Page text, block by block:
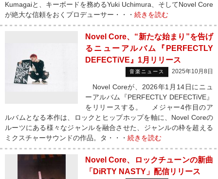
Kumagaiと、キーボードを務めるYuki Uchimura、そしてNovel Core
が絶大な信頼をおくプロデューサー・・・ 続きを読む
Novel Core、“新たな始まり”を告げ
るニューアルバム『PERFECTLY
DEFECTiVE』1月リリース
音楽ニュース 2025年10月8日
Novel Coreが、2026年1月14日にニュ
ーアルバム『PERFECTLY DEFECTiVE』
をリリースする。 メジャー4作目のア
ルバムとなる本作は、ロックとヒップホップを軸に、Novel Coreの
ルーツにある様々なジャンルを融合させた、ジャンルの枠を超える
ミクスチャーサウンドの作品。タ・・・ 続きを読む
Novel Core、ロックチューンの新曲
「DiRTY NASTY」配信リリース